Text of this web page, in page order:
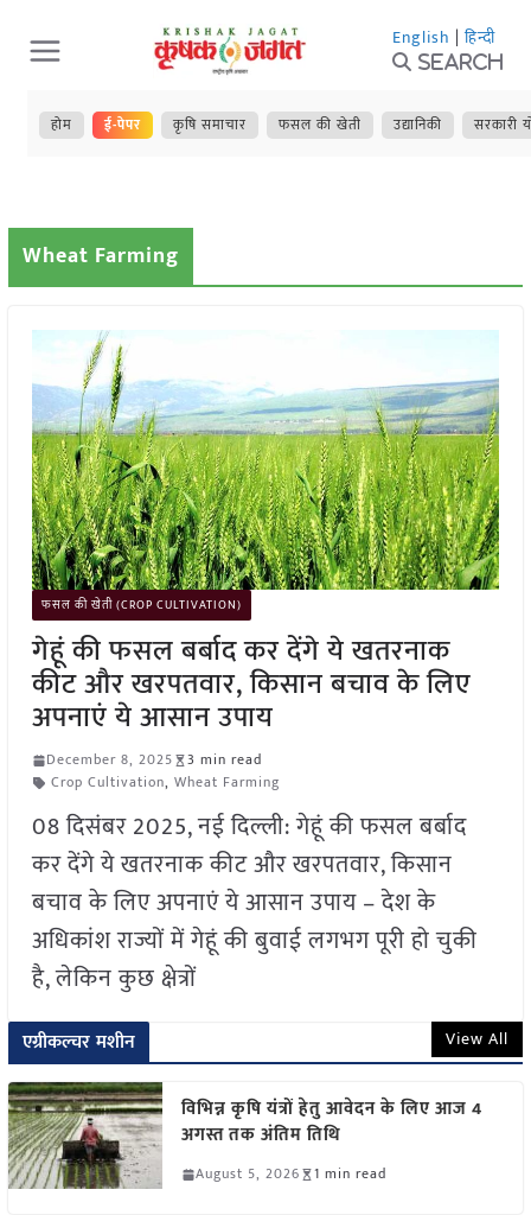
Skip
to
content
English | हिन्दी
Search
होम ई-पेपर कृषि समाचार फसल की खेती उद्यानिकी सरकारी
Wheat Farming
फसल की खेती (CROP CULTIVATION)
गेहूं की फसल बर्बाद कर देंगे ये खतरनाक
कीट और खरपतवार, किसान बचाव के लिए
अपनाएं ये आसान उपाय
December 8, 2025
3 min read
Crop Cultivation, Wheat Farming
08 दिसंबर 2025, नई दिल्ली: गेहूं की फसल बर्बाद
कर देंगे ये खतरनाक कीट और खरपतवार, किसान
बचाव के लिए अपनाएं ये आसान उपाय – देश के
अधिकांश राज्यों में गेहूं की बुवाई लगभग पूरी हो चुकी
है, लेकिन कुछ क्षेत्रों
एग्रीकल्चर मशीन View All
विभिन्न कृषि यंत्रों हेतु आवेदन के लिए आज 4
अगस्त तक अंतिम तिथि
August 5, 2026 1 min read